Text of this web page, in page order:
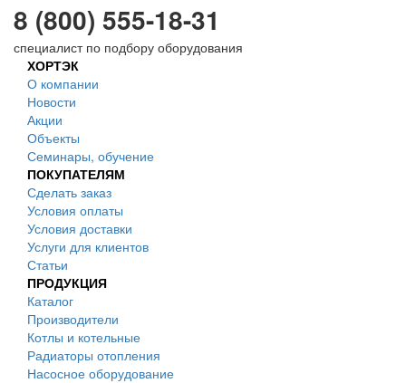
8 (800) 555-18-31
специалист по подбору оборудования
ХОРТЭК
О компании
Новости
Акции
Объекты
Семинары, обучение
ПОКУПАТЕЛЯМ
Сделать заказ
Условия оплаты
Условия доставки
Услуги для клиентов
Статьи
ПРОДУКЦИЯ
Каталог
Производители
Котлы и котельные
Радиаторы отопления
Насосное оборудование